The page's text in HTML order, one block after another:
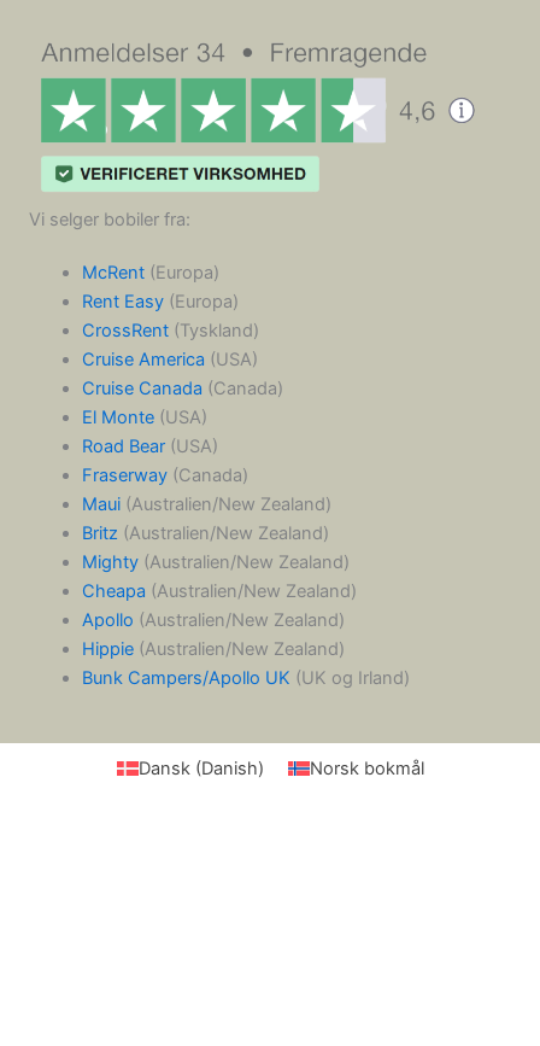
Vi selger bobiler fra:
McRent(Europa)
Rent Easy(Europa)
CrossRent(Tyskland)
Cruise America (USA)
Cruise Canada (Canada)
El Monte(USA)
Road Bear(USA)
Fraserway (Canada)
Maui (Australien/New Zealand)
Britz (Australien/New Zealand)
Mighty (Australien/New Zealand)
Cheapa (Australien/New Zealand)
Apollo (Australien/New Zealand)
Hippie(Australien/New Zealand)
Bunk Campers/Apollo UK (UK og Irland)
Dansk(Danish) Norsk bokmål